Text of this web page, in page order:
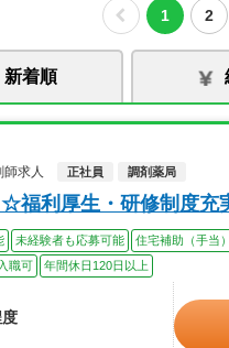
1 2
新着順
求人
正社員 調剤薬局
☆福利厚生・研修制度
未経験者も応募可能 住宅補助（手当
職可 年間休日120日以上